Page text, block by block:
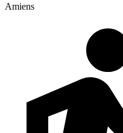
Amiens